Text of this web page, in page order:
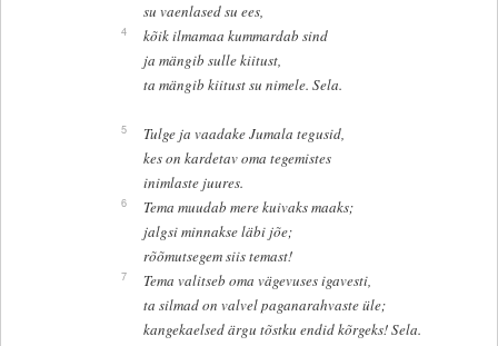
su vaenlased su ees,
4
kõik ilmamaa kummardab sind
ja mängib sulle kiitust,
ta mängib kiitust su nimele. Sela.
5
Tulge ja vaadake Jumala tegusid,
kes on kardetav oma tegemistes
inimlaste juures.
6
Tema muudab mere kuivaks maaks;
jalgsi minnakse läbi jõe;
rõõmutsegem siis temast!
7
Tema valitseb oma vägevuses igavesti,
ta silmad on valvel paganarahvaste üle;
kangekaelsed ärgu tõstku endid kõrgeks! Sela.